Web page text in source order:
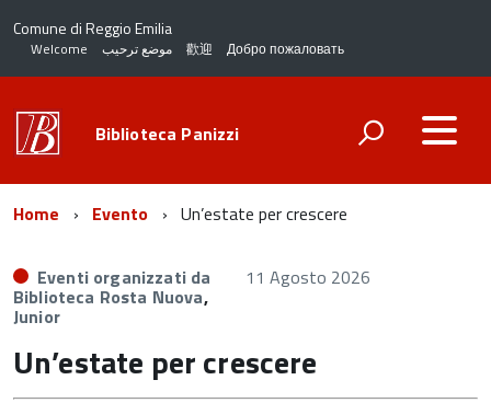
Comune di Reggio Emilia
Welcome موضع ترحيب 歡迎 Добро пожаловать
Biblioteca Panizzi
Home Evento Un’estate per crescere
Eventi organizzati da
Biblioteca Rosta Nuova,
Junior
11 Agosto 2026
Un’estate per crescere